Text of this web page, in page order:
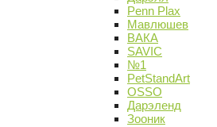
Penn Plax
Мавлюшев
ВАКА
SAVIC
№1
PetStandArt
OSSO
Дарэленд
Зооник